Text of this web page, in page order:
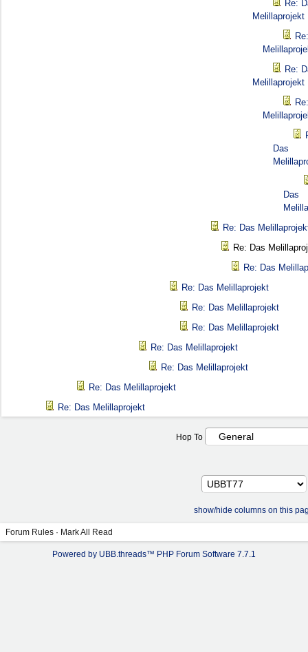
Re:
Melillaprojekt
Re:
Melillaprojekt
Das
Das
Re: Das
Re: Das
Re: Das
Re: Das Melillaprojekt
Re: Das Melillaprojekt
Re: Das Melillaprojekt
Re: Das Melillaprojekt
Re: Das Melillaprojekt
Re: Das Melillaprojekt
Re: Das Melillaprojekt
Hop To
show/hide columns on this
Forum Rules · Mark All Read
Powered by UBB.threads™ PHP Forum Software 7.7.1